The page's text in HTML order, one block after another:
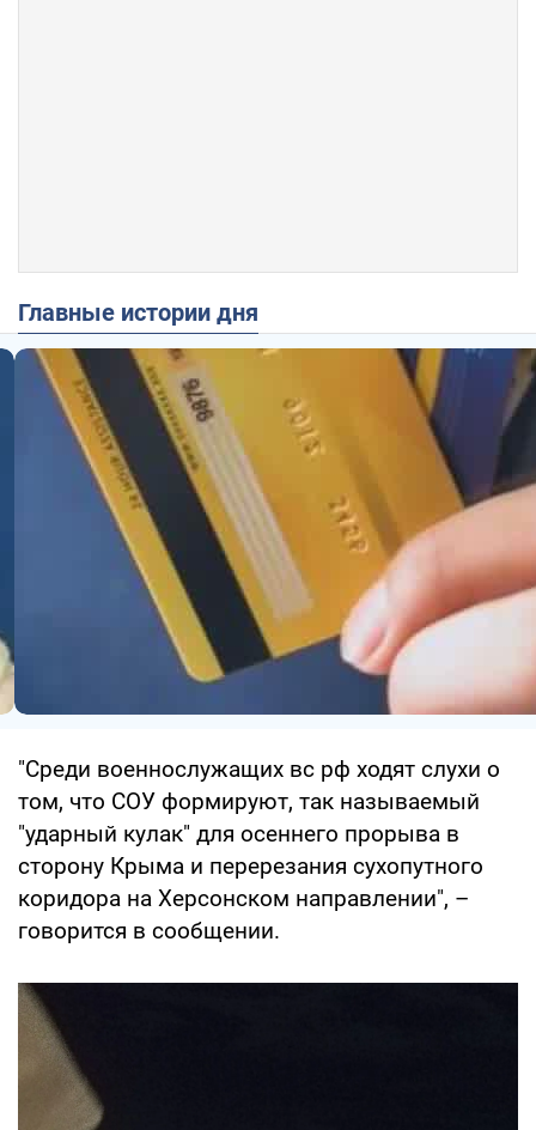
Главные истории дня
"Среди военнослужащих вс рф ходят слухи о
том, что СОУ формируют, так называемый
"ударный кулак" для осеннего прорыва в
сторону Крыма и перерезания сухопутного
коридора на Херсонском направлении", –
говорится в сообщении.